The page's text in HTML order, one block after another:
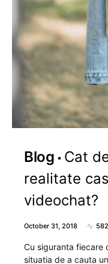
Blog
Cat
realitate
videochat?
October 31, 2018
Cu siguranta fiecare
situatia de a cauta